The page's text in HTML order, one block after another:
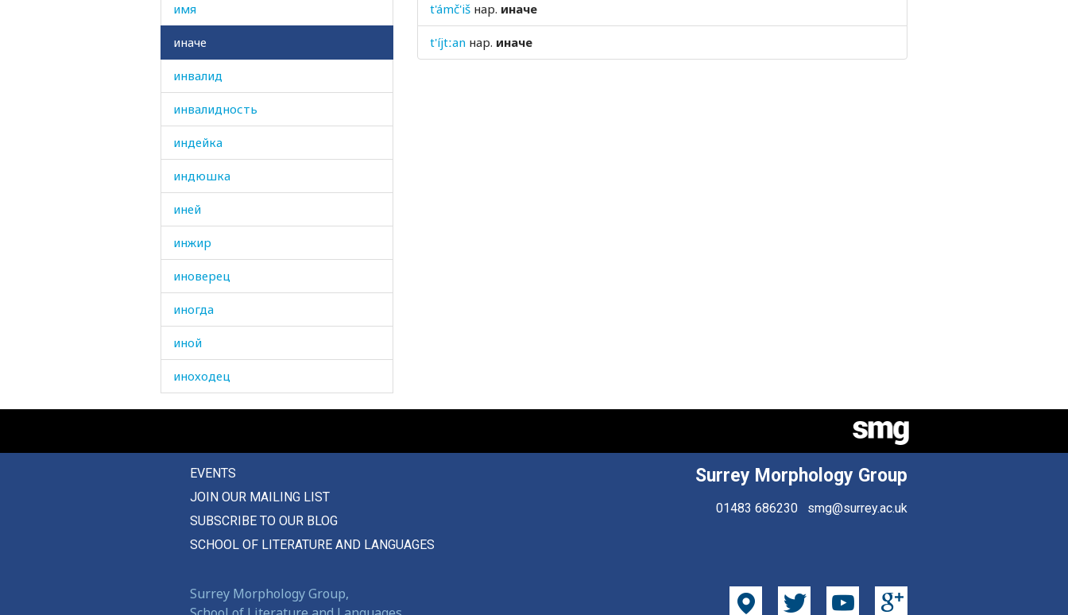
имя
иначе
инвалид
инвалидность
индейка
индюшка
иней
инжир
иноверец
иногда
иной
иноходец
институт
интенсивный
искать
искоренять
t'ámč'iš нар. иначе
t'íjtːan нар. иначе
EVENTS
JOIN OUR MAILING LIST
SUBSCRIBE TO OUR BLOG
SCHOOL OF LITERATURE AND LANGUAGES
Surrey Morphology Group
01483 686230 smg@surrey.ac.uk
Surrey Morphology Group,